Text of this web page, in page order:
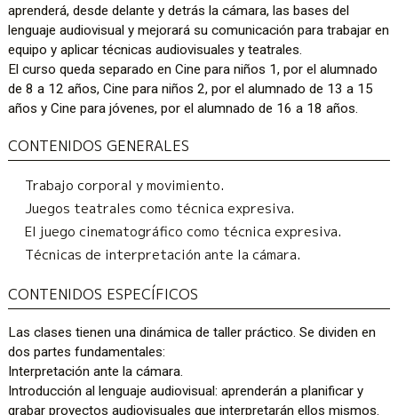
aprenderá, desde delante y detrás la cámara, las bases del
lenguaje audiovisual y mejorará su comunicación para trabajar en
equipo y aplicar técnicas audiovisuales y teatrales.
El curso queda separado en Cine para niños 1, por el alumnado
de 8 a 12 años, Cine para niños 2, por el alumnado de 13 a 15
años y Cine para jóvenes, por el alumnado de 16 a 18 años.
CONTENIDOS GENERALES
Trabajo corporal y movimiento.
Juegos teatrales como técnica expresiva.
El juego cinematográfico como técnica expresiva.
Técnicas de interpretación ante la cámara.
CONTENIDOS ESPECÍFICOS
Las clases tienen una dinámica de taller práctico. Se dividen en
dos partes fundamentales:
Interpretación ante la cámara.
Introducción al lenguaje audiovisual: aprenderán a planificar y
grabar proyectos audiovisuales que interpretarán ellos mismos.